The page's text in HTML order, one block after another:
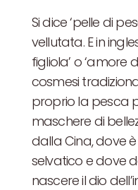
Si dice ‘pelle di
vellutata. E in
figliola’ o ‘amore
cosmesi
proprio la pesca
maschere di
dalla Cina, dove
selvatico e dove
nascere il dio